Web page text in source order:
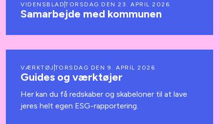
VIDENSBLAD TORSDAG DEN 23. APRIL 2026
Samarbejde med kommunen
VÆRKTØJ TORSDAG DEN 9. APRIL 2026
Guides og værktøjer
Her kan du få redskaber og skabeloner til at lave
jeres helt egen ESG-rapportering.